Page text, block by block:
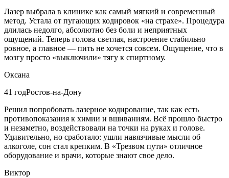
Лазер выбрала в клинике как самый мягкий и современный
метод. Устала от пугающих кодировок «на страхе». Процедура
длилась недолго, абсолютно без боли и неприятных
ощущений. Теперь голова светлая, настроение стабильно
ровное, а главное — пить не хочется совсем. Ощущение, что в
мозгу просто «выключили» тягу к спиртному.
Оксана
41 годРостов-на-Дону
Решил попробовать лазерное кодирование, так как есть
противопоказания к химии и вшиваниям. Всё прошло быстро
и незаметно, воздействовали на точки на руках и голове.
Удивительно, но сработало: ушли навязчивые мысли об
алкоголе, сон стал крепким. В «Трезвом пути» отличное
оборудование и врачи, которые знают свое дело.
Виктор